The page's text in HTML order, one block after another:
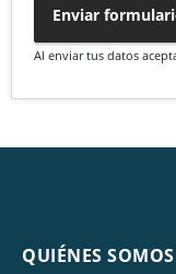
Enviar
Al enviar tus datos
QUIÉNES SOMOS